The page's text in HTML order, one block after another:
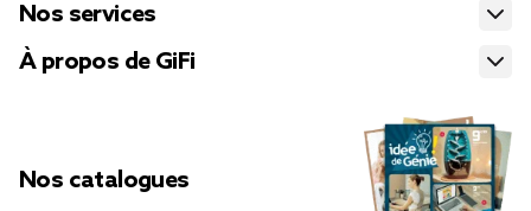
Nos services
À propos de GiFi
Nos catalogues